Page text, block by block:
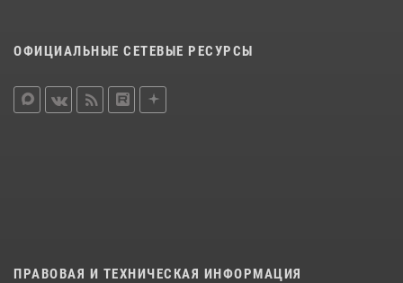
ОФИЦИАЛЬНЫЕ СЕТЕВЫЕ РЕСУРСЫ
ПРАВОВАЯ И ТЕХНИЧЕСКАЯ ИНФОРМАЦИЯ